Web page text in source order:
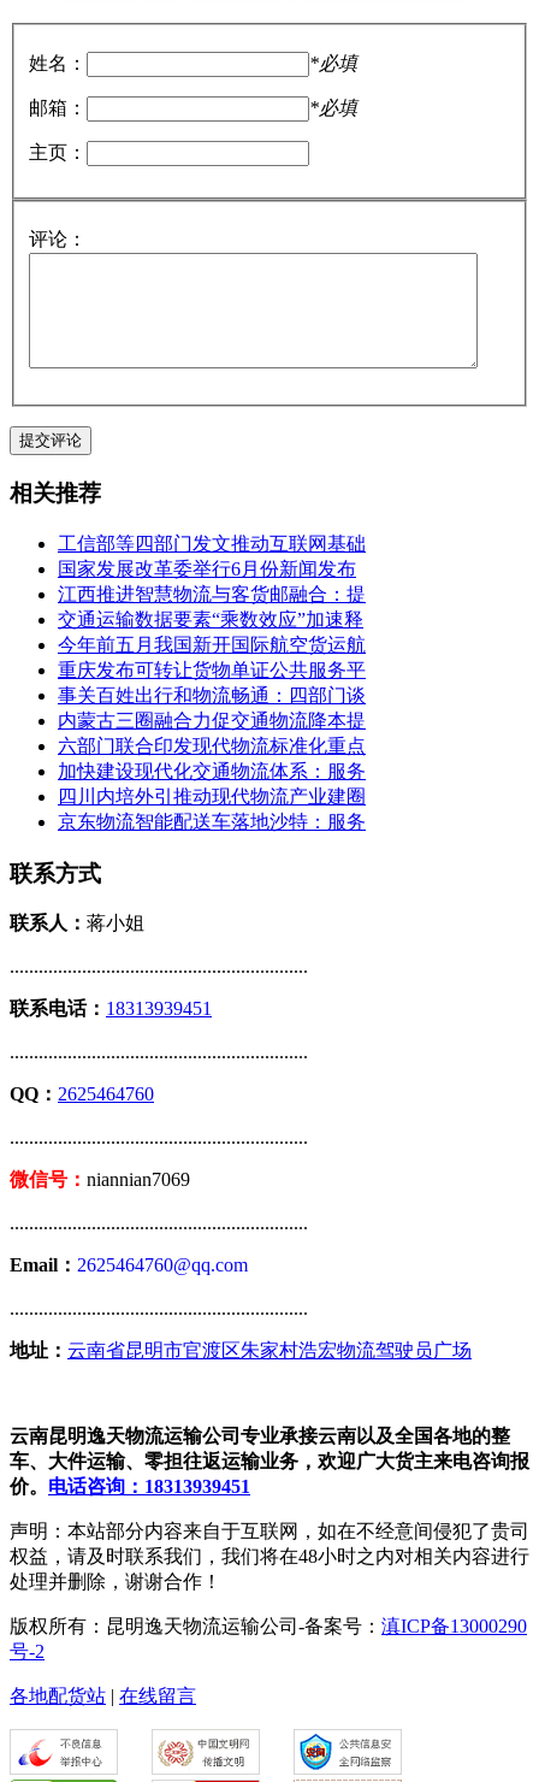
姓名： *必填
邮箱： *必填
主页：
评论：
相关推荐
工信部等四部门发文推动互联网基础
国家发展改革委举行6月份新闻发布
江西推进智慧物流与客货邮融合：提
交通运输数据要素“乘数效应”加速释
今年前五月我国新开国际航空货运航
重庆发布可转让货物单证公共服务平
事关百姓出行和物流畅通：四部门谈
内蒙古三圈融合力促交通物流降本提
六部门联合印发现代物流标准化重点
加快建设现代化交通物流体系：服务
四川内培外引推动现代物流产业建圈
京东物流智能配送车落地沙特：服务
联系方式
联系人： 蒋小姐
..............................................................
联系电话： 18313939451
..............................................................
QQ： 2625464760
..............................................................
微信号： niannian7069
..............................................................
Email： 2625464760@qq.com
..............................................................
地址： 云南省昆明市官渡区朱家村浩宏物流驾驶员广场
云南昆明逸天物流运输公司专业承接云南以及全国各地的整
车、大件运输、零担往返运输业务，欢迎广大货主来电咨询报
价。 电话咨询：18313939451
声明：本站部分内容来自于互联网，如在不经意间侵犯了贵司
权益，请及时联系我们，我们将在48小时之内对相关内容进行
处理并删除，谢谢合作！
版权所有：昆明逸天物流运输公司-备案号： 滇ICP备13000290
号-2
各地配货站 | 在线留言